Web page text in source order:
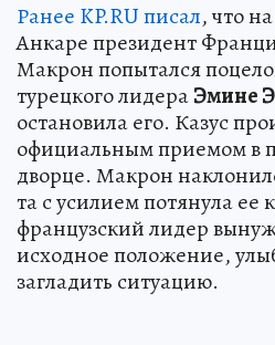
Ранее KP.RU писал, что
Анкаре президент
Макрон попытался
турецкого лидераЭмине
остановила его. Казус
официальным приемом в
дворце. Макрон
та с усилием потянула ее
французский лидер
исходное положение,
загладить ситуацию.